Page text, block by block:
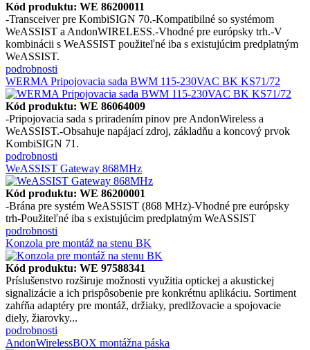
Kód produktu: WE 86200011
-Transceiver pre KombiSIGN 70.-Kompatibilné so systémom
WeASSIST a AndonWIRELESS.-Vhodné pre európsky trh.-V
kombinácii s WeASSIST použiteľné iba s existujúcim predplatným
WeASSIST.
podrobnosti
WERMA Pripojovacia sada BWM 115-230VAC BK KS71/72
Kód produktu: WE 86064009
-Pripojovacia sada s priradením pinov pre AndonWireless a
WeASSIST.-Obsahuje napájací zdroj, základňu a koncový prvok
KombiSIGN 71.
podrobnosti
WeASSIST Gateway 868MHz
Kód produktu: WE 86200001
-Brána pre systém WeASSIST (868 MHz)-Vhodné pre európsky
trh-Použiteľné iba s existujúcim predplatným WeASSIST
podrobnosti
Konzola pre montáž na stenu BK
Kód produktu: WE 97588341
Príslušenstvo rozširuje možnosti využitia optickej a akustickej
signalizácie a ich prispôsobenie pre konkrétnu aplikáciu. Sortiment
zahŕňa adaptéry pre montáž, držiaky, predlžovacie a spojovacie
diely, žiarovky...
podrobnosti
AndonWirelessBOX montážna páska